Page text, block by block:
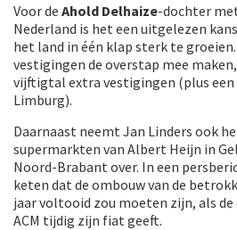
Voor de Ahold Delhaize-dochter
Nederland is het een uitgelezen
het land in één klap sterk te
vestigingen de overstap mee
vijftigtal extra vestigingen (plus
Limburg).
Daarnaast neemt Jan Linders ook
supermarkten van Albert Heijn in
Noord-Brabant over. In een
keten dat de ombouw van de
jaar voltooid zou moeten zijn, als
ACM tijdig zijn fiat geeft.